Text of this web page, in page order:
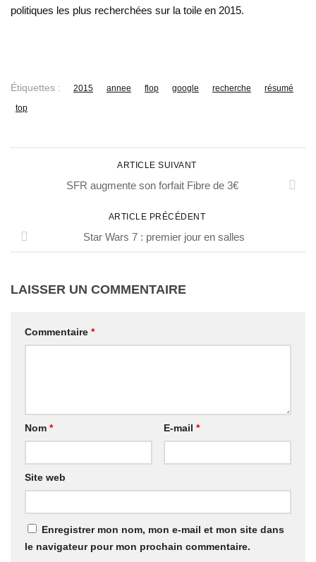
politiques les plus recherchées sur la toile en 2015.
Étiquettes : 2015 annee flop google recherche
résumé
top
ARTICLE SUIVANT
SFR augmente son forfait Fibre de 3€
ARTICLE PRÉCÉDENT
Star Wars 7 : premier jour en salles
LAISSER UN COMMENTAIRE
Commentaire *
Nom * E-mail *
Site web
Enregistrer mon nom, mon e-mail et mon site dans
le navigateur pour mon prochain commentaire.